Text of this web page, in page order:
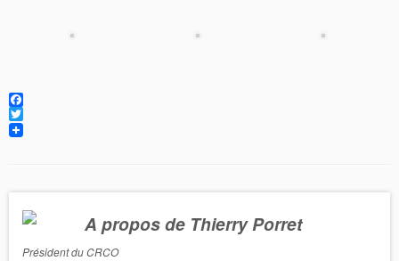
F
a
c
T
w
A propos de Thierry Porret
Président du CRCO